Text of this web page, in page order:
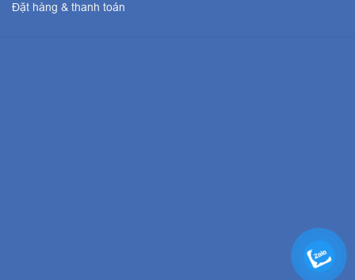
Đặt hàng & thanh toán